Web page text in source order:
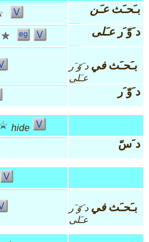
بـَحـَثعـَن
د َوّ َرعـَلى
بـَحـَثفي د َوّ َر
عـَلى
د َوّ َر
hide
د َسّ
بـَحـَثفي د َوّ َر
عـَلى